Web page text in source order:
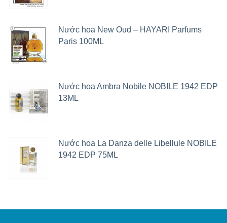
Nước hoa New Oud – HAYARI Parfums
Paris 100ML
Nước hoa Ambra Nobile NOBILE 1942 EDP
13ML
Nước hoa La Danza delle Libellule NOBILE
1942 EDP 75ML